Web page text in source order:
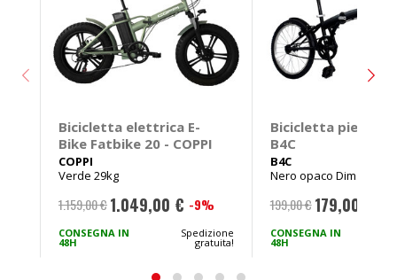
Bicicletta elettrica E-
Bike Fatbike 20 - COPPI
COPPI
Verde 29kg
1.159,00 € Prezzo
speciale
1.049,00 € -9%
CONSEGNA IN
48H
Spedizione
gratuita!
Bicicletta
B4C
B4C
Nero opaco Dim.chiusa
199,00 € Prezzo
speciale
179,00 €
CONSEGNA IN
48H